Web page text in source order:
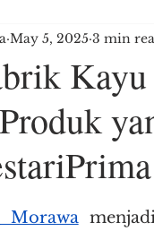
French Door
modern doors
Meranti Door
May 5, 2025 3 min
Morawa